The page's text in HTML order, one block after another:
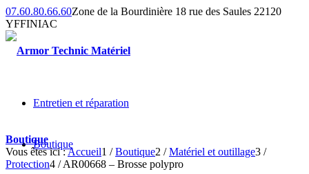
07.60.80.66.60Zone de la Bourdinière 18 rue des Saules 22120
YFFINIAC
Entretien et réparation
Boutique
Boutique
Vous êtes ici :Accueil1 / Boutique2 / Matériel et outillage3 /
Protection4 / AR00668 – Brosse polypro